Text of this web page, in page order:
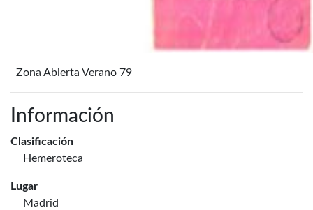
Zona Abierta Verano 79
Información
Clasificación
Hemeroteca
Lugar
Madrid